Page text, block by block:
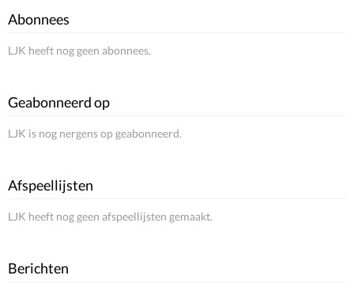
Abonnees
LJK heeft nog geen abonnees.
Geabonneerd op
LJK is nog nergens op geabonneerd.
Afspeellijsten
LJK heeft nog geen afspeellijsten gemaakt.
Berichten